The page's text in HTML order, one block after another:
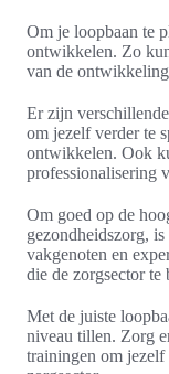
Om je loopbaan te
ontwikkelen. Zo
van de
Er zijn
om jezelf verder te
ontwikkelen. Ook
professionalisering
Om goed op de
gezondheidszorg,
vakgenoten en
die de zorgsector te
Met de juiste
niveau tillen. Zorg
trainingen om